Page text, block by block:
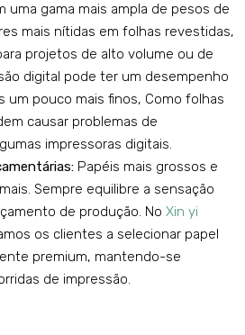
uma gama mais ampla de pesos de
mais nítidas em folhas revestidas,
projetos de alto volume ou de
digital pode ter um desempenho
um pouco mais finos, Como folhas
causar problemas de
impressoras digitais.
Papéis mais grossos e
Sempre equilibre a sensação
de produção. No Xin yi
os clientes a selecionar papel
premium, mantendo-se
de impressão.